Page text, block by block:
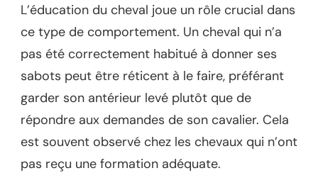
L’éducation du cheval joue un rôle crucial dans
ce type de comportement. Un cheval qui n’a
pas été correctement habitué à donner ses
sabots peut être réticent à le faire, préférant
garder son antérieur levé plutôt que de
répondre aux demandes de son cavalier. Cela
est souvent observé chez les chevaux qui n’ont
pas reçu une formation adéquate.